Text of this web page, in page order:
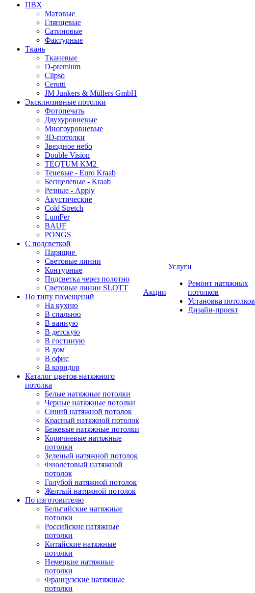
ПВХ
Матовые
Глянцевые
Сатиновые
Фактурные
Ткань
Тканевые
D-premium
Clipso
Cerutti
JM Junkers & Müllers GmbH
Эксклюзивные потолки
Фотопечать
Двухуровневые
Многоуровневые
3D-потолки
Звездное небо
Double Vision
TEQTUM KM2
Теневые - Euro Kraab
Бесщелевые - Kraab
Резные - Apply
Акустические
Cold Stretch
LumFer
BAUF
PONGS
С подсветкой
Парящие
Световые линии
Контурные
Подсветка через полотно
Световые линии SLOTT
По типу помещений
На кухню
В спальню
В ванную
В детскую
В гостиную
В дом
В офис
В коридор
Каталог цветов натяжного
потолка
Белые натяжные потолки
Черные натяжные потолки
Синий натяжной потолок
Красный натяжной потолок
Бежевые натяжные потолки
Коричневые натяжные
потолки
Зеленый натяжной потолок
Фиолетовый натяжной
потолок
Голубой натяжной потолок
Желтый натяжной потолок
По изготовителю
Бельгийские натяжные
потолки
Российские натяжные
потолки
Китайские натяжные
потолки
Немецкие натяжные
потолки
Французские натяжные
потолки
Акции
Услуги
Ремонт натяжных
потолков
Установка потолков
Дизайн-проект